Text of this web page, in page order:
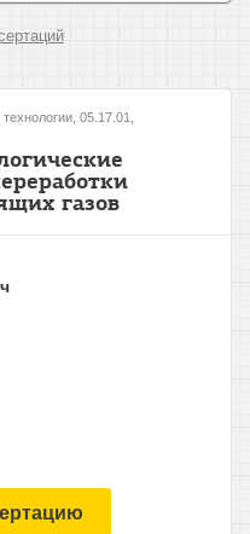
05.17.01,
газов